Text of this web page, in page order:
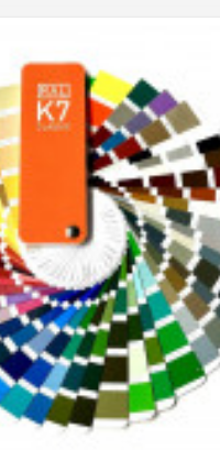
mat lucios 2C (poliuretan
asemenea, putem produce toate
pentru charente sau
cu toate culorile din
diagramelor de culori
sunt produse imediat și
în Franța și 48/72 de ore în
alegi codul Pantone sau
dintre paginile de produse
la dispoziție în partea de jos
color „RAL” sau
PDF. Desigur, culorile
reale.
alegerea dvs. nu se bazează în
de culoare exact, atunci vă
la un magazin de bricolaj
unde o diagramă de
PANTONE pentru
disponibilă.
este posibilă convertirea